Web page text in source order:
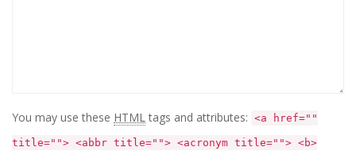
You may use these HTMLtags and attributes: <a href=""
title=""> <abbr title=""> <acronym title=""> <b>